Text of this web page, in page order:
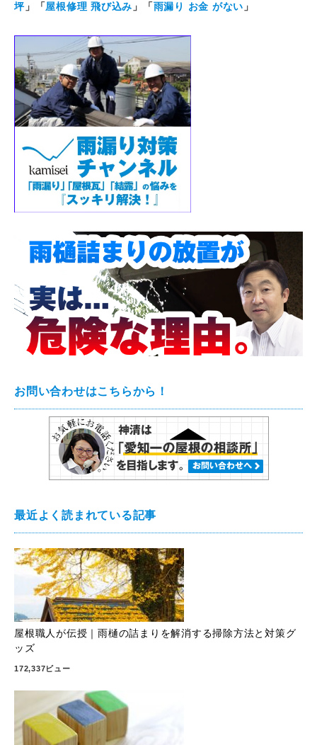
坪」「屋根修理 飛び込み 」「雨漏り お金 がない 」
お問い合わせはこちらから！
最近よく読まれている記事
屋根職人が伝授｜雨樋の詰まりを解消する掃除方法と対策グ
ッズ
172,337ビュー